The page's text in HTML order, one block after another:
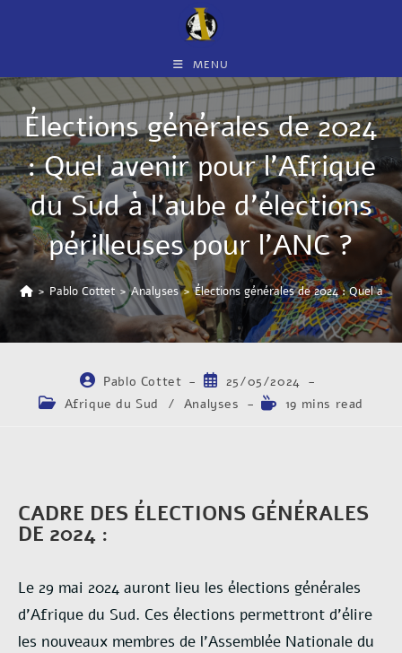
MENU
Élections générales de 2024
: Quel avenir pour l’Afrique
du Sud à l’aube d’élections
périlleuses pour l’ANC ?
> Pablo Cottet > Analyses > Élections générales de 2024 : Quel
Pablo Cottet
25/05/2024
Afrique du Sud
/ Analyses 19 mins read
CADRE DES ÉLECTIONS GÉNÉRALES
DE 2024 :
Le 29 mai 2024 auront lieu les élections générales
d’Afrique du Sud. Ces élections permettront d’élire
les nouveaux membres de l’Assemblée Nationale du